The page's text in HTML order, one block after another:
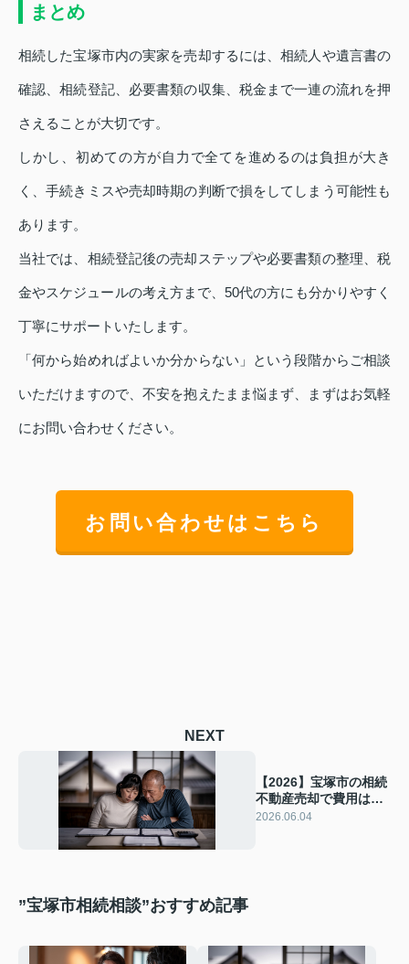
まとめ
相続した宝塚市内の実家を売却するには、相続人や遺言書の
確認、相続登記、必要書類の収集、税金まで一連の流れを押
さえることが大切です。
しかし、初めての方が自力で全てを進めるのは負担が大き
く、手続きミスや売却時期の判断で損をしてしまう可能性も
あります。
当社では、相続登記後の売却ステップや必要書類の整理、税
金やスケジュールの考え方まで、50代の方にも分かりやすく
丁寧にサポートいたします。
「何から始めればよいか分からない」という段階からご相談
いただけますので、不安を抱えたまま悩まず、まずはお気軽
にお問い合わせください。
お問い合わせはこちら
NEXT
【2026】宝塚市の相続
不動産売却で費用はい
くらかかる？仲介手数
2026.06.04
”宝塚市相続相談”おすすめ記事